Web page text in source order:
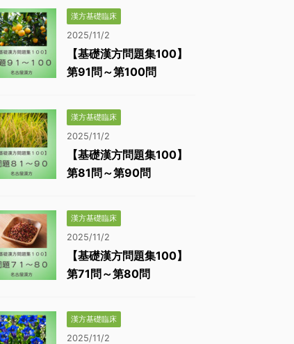
漢方基礎臨床
2025/11/2
【基礎漢方問題集100】
第91問～第100問
漢方基礎臨床
2025/11/2
【基礎漢方問題集100】
第81問～第90問
漢方基礎臨床
2025/11/2
【基礎漢方問題集100】
第71問～第80問
漢方基礎臨床
2025/11/2